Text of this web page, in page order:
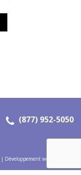
(877) 952-5050
| Développement web